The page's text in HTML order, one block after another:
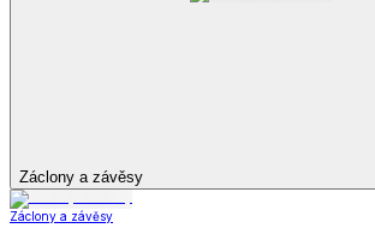
Záclony a závěsy
Záclony a závěsy